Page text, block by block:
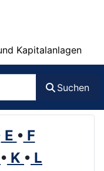
Kapitalanlagen
Suchen
E • F
• K • L